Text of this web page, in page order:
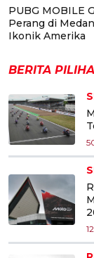
PUBG MOBILE
Perang di
Ikonik Amerika
BERITA